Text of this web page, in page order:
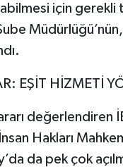
için gerekli
EŞİT HİZMETİ
değerlendiren
Hakları
da pek çok